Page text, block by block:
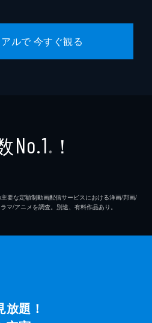
ルで 今すぐ観る
No.1 ※ ！
要な定額制動画配信サービスにおける洋画/邦画/
マ/アニメを調査。別途、有料作品あり。
題！